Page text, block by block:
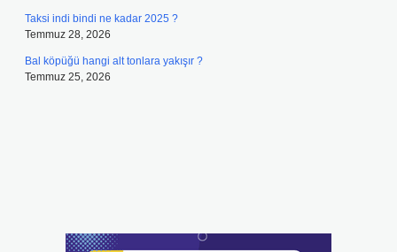
Taksi indi bindi ne kadar 2025 ?
Temmuz 28, 2026
Bal köpüğü hangi alt tonlara yakışır ?
Temmuz 25, 2026